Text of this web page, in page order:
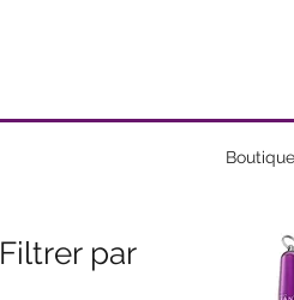
Boutique
Filtrer par